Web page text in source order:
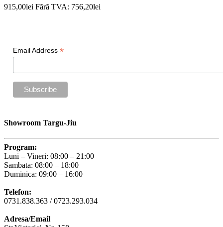
915,00lei Fără TVA: 756,20lei
Email Address *
Showroom Targu-Jiu
Program:
Luni – Vineri: 08:00 – 21:00
Sambata: 08:00 – 18:00
Duminica: 09:00 – 16:00
Telefon:
0731.838.363 / 0723.293.034
Adresa/Email